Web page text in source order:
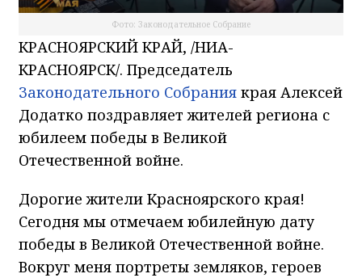
Фото: Законодательное Собрание
КРАСНОЯРСКИЙ КРАЙ, /НИА-
КРАСНОЯРСК/. Председатель
Законодательного Собрания края Алексей
Додатко поздравляет жителей региона с
юбилеем победы в Великой
Отечественной войне.
Дорогие жители Красноярского края!
Сегодня мы отмечаем юбилейную дату
победы в Великой Отечественной войне.
Вокруг меня портреты земляков, героев